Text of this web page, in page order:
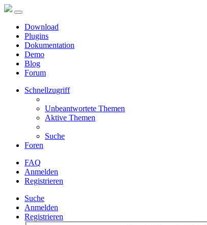
Download
Plugins
Dokumentation
Demo
Blog
Forum
Schnellzugriff
Unbeantwortete Themen
Aktive Themen
Suche
Foren
FAQ
Anmelden
Registrieren
Suche
Anmelden
Registrieren